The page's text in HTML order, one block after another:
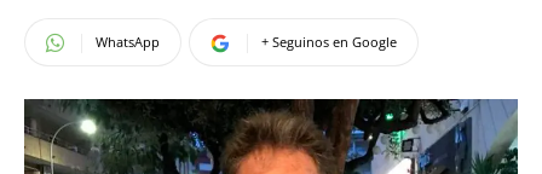
WhatsApp + Seguinos en Google